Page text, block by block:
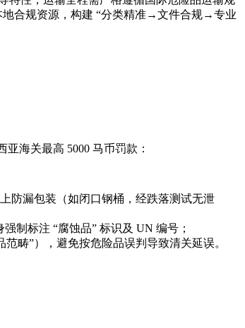
地合规资源，构建 “分类精准→文件合规→专业
海关最高 5000 马币罚款：
防漏包装（如闭口钢桶，经跌落测试无泄
制标注 “腐蚀品” 标识及 UN 编号；
畴”），避免按危险品误判导致清关延误。